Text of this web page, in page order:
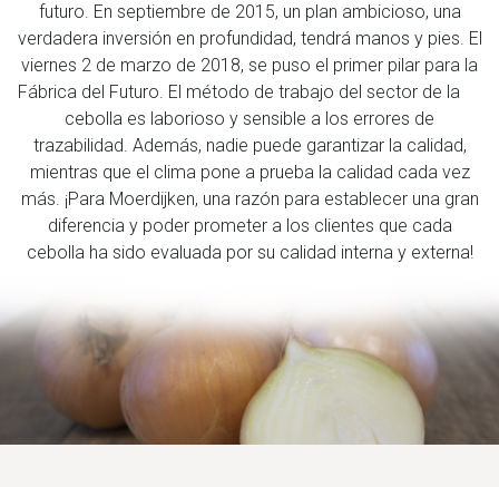
futuro. En septiembre de 2015, un plan ambicioso, una
verdadera inversión en profundidad, tendrá manos y pies. El
viernes 2 de marzo de 2018, se puso el primer pilar para la
Fábrica del Futuro. El método de trabajo del sector de la
cebolla es laborioso y sensible a los errores de
trazabilidad. Además, nadie puede garantizar la calidad,
mientras que el clima pone a prueba la calidad cada vez
más. ¡Para Moerdijken, una razón para establecer una gran
diferencia y poder prometer a los clientes que cada
cebolla ha sido evaluada por su calidad interna y externa!